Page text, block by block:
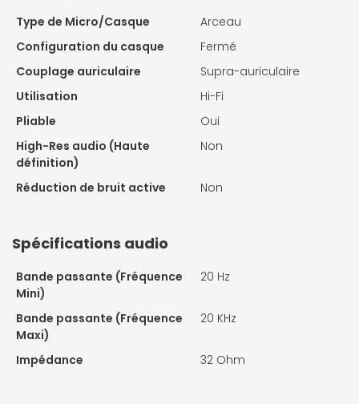
Type de Micro/Casque
Arceau
Configuration du casque
Fermé
Couplage auriculaire
Supra-auriculaire
Utilisation
Hi-Fi
Pliable
Oui
High-Res audio (Haute
définition)
Non
Réduction de bruit active Non
Spécifications audio
Bande passante (Fréquence
Mini)
20 Hz
Bande passante (Fréquence
Maxi)
20 KHz
Impédance 32 Ohm